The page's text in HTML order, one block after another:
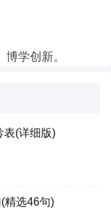
学创新。
表(详细版)
精选46句)